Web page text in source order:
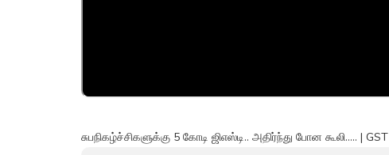
சுபநிகழ்ச்சிகளுக்கு 5 கோடி ஜிஎஸ்டி.. அதிர்ந்து போன கூலி..... | GST